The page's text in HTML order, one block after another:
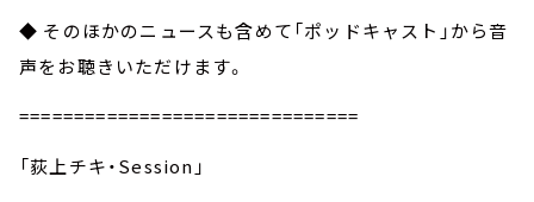
◆ そのほかのニュースも含めて「ポッドキャスト」から音
声をお聴きいただけます。
===============================
「荻上チキ・Session」